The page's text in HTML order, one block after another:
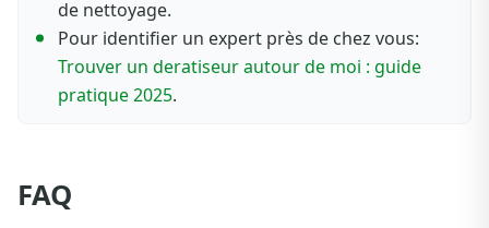
de nettoyage.
Pour identifier un expert près de chez vous:
Trouver un deratiseur autour de moi : guide
pratique 2025.
FAQ